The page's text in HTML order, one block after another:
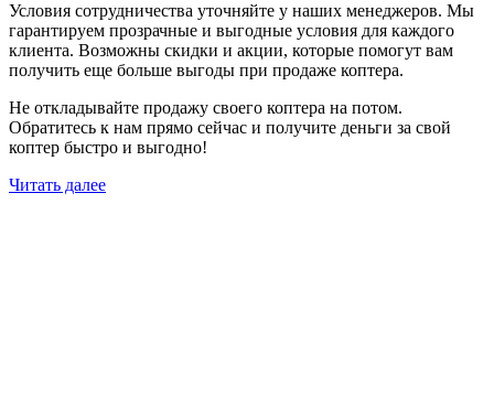
Условия сотрудничества уточняйте у наших менеджеров. Мы
гарантируем прозрачные и выгодные условия для каждого
клиента. Возможны скидки и акции, которые помогут вам
получить еще больше выгоды при продаже коптера.
Не откладывайте продажу своего коптера на потом.
Обратитесь к нам прямо сейчас и получите деньги за свой
коптер быстро и выгодно!
Читать далее